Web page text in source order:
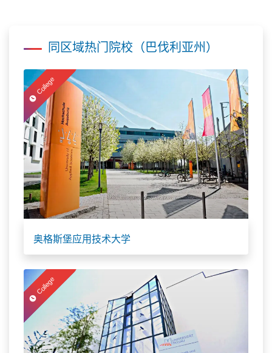
同区域热门院校（巴伐利亚州）
College
奥格斯堡应用技术大学
College